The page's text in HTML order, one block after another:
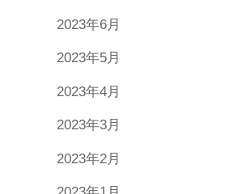
2023年6月
2023年5月
2023年4月
2023年3月
2023年2月